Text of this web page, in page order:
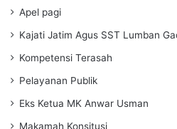
Apel pagi
Kajati Jatim Agus SST Lumban
Kompetensi Terasah
Pelayanan Publik
Eks Ketua MK Anwar Usman
Makamah Konsitusi